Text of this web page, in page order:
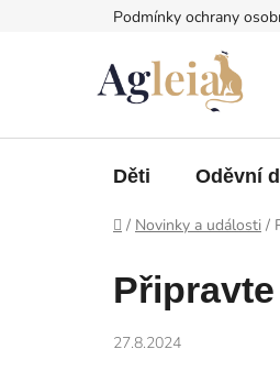
Podmínky ochrany
Děti Oděvní
Domů
/ Novinky a události /
27.8.2024